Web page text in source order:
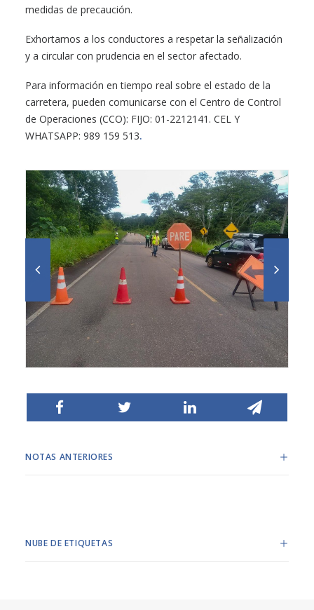
medidas de precaución.
Exhortamos a los conductores a respetar la señalización
y a circular con prudencia en el sector afectado.
Para información en tiempo real sobre el estado de la
carretera, pueden comunicarse con el Centro de Control
de Operaciones (CCO): FIJO: 01-2212141. CEL Y
WHATSAPP: 989 159 513.
NOTAS ANTERIORES
NUBE DE ETIQUETAS